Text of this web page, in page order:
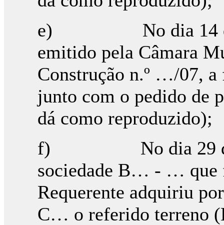
e) No dia 14 de
emitido pela Câmara
Construção n.º …/07,
junto com o pedido de
dá como reproduzido);
f) No dia 29 de
sociedade B… - … que
Requerente adquiriu
C… o referido terreno